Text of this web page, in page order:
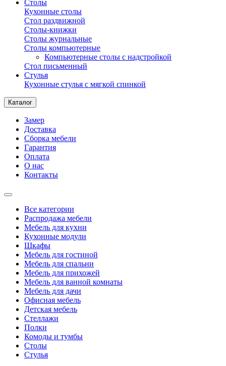
Столы
Кухонные столы
Стол раздвижной
Столы-книжки
Столы журнальные
Столы компьютерные
Компьютерные столы с надстройкой
Стол письменный
Стулья
Кухонные стулья с мягкой спинкой
Каталог
Замер
Доставка
Сборка мебели
Гарантия
Оплата
О нас
Контакты
Все категории
Распродажа мебели
Мебель для кухни
Кухонные модули
Шкафы
Мебель для гостиной
Мебель для спальни
Мебель для прихожей
Мебель для ванной комнаты
Мебель для дачи
Офисная мебель
Детская мебель
Стеллажи
Полки
Комоды и тумбы
Столы
Стулья